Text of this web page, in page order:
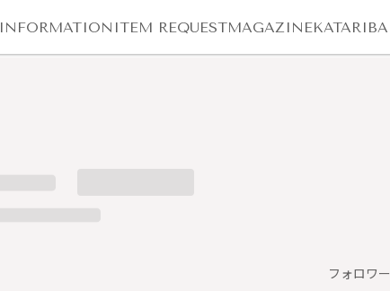
INFORMATION ITEM REQUESTMAGAZINEKATARIBA
フォロワー